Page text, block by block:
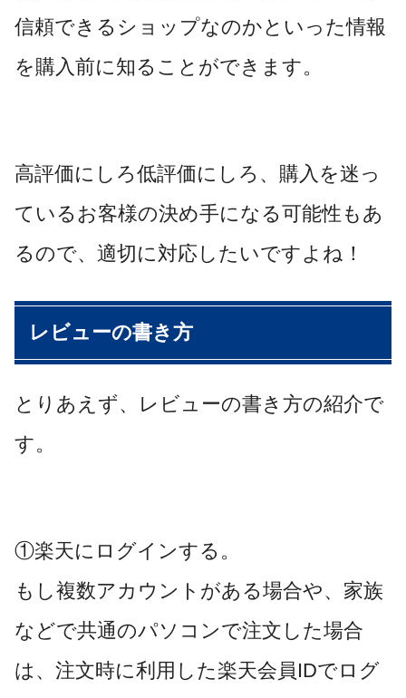
信頼できるショップなのかといった情報
を購入前に知ることができます。
高評価にしろ低評価にしろ、購入を迷っ
ているお客様の決め手になる可能性もあ
るので、適切に対応したいですよね！
レビューの書き方
とりあえず、レビューの書き方の紹介で
す。
①楽天にログインする。
もし複数アカウントがある場合や、家族
などで共通のパソコンで注文した場合
は、注文時に利用した楽天会員IDでログ